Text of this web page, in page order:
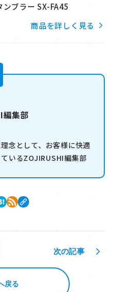
ンブラー SX-FA45
商品を詳しく見る
集部
念として、お客様に快適
いるZOJIRUSHI編集部
戻る
次の記事